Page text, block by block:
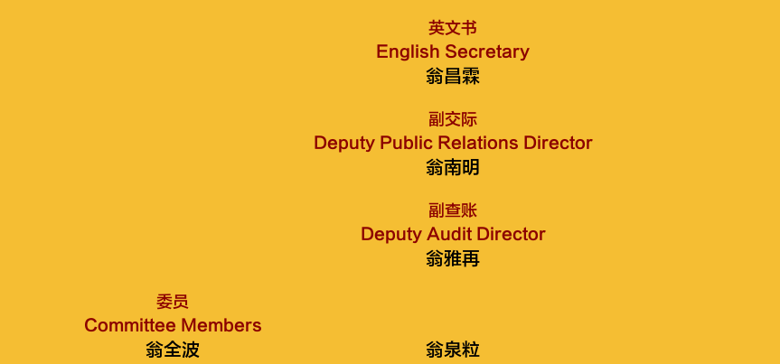
英文书
English Secretary
翁昌霖
副交际
Deputy Public Relations Director
翁南明
副查账
Deputy Audit Director
翁雅再
委员
Committee Members
翁全波 翁泉粒